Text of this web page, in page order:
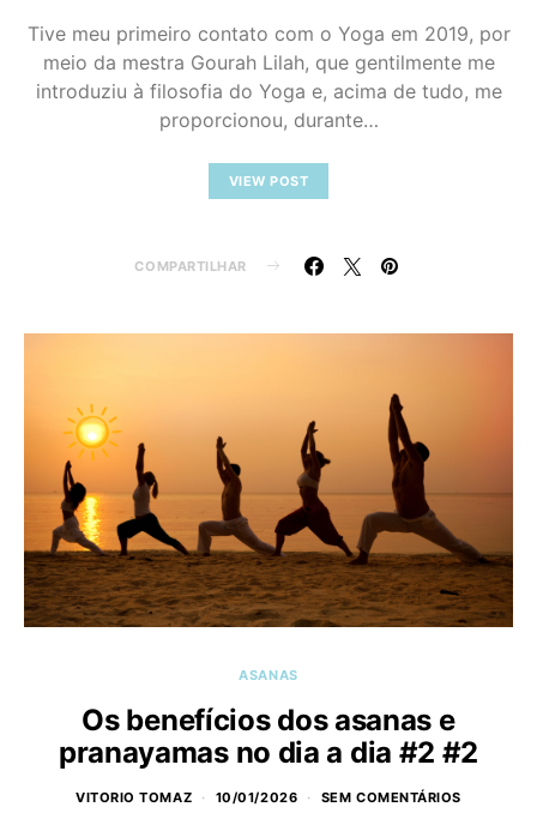
Tive meu primeiro contato com o Yoga em 2019, por
meio da mestra Gourah Lilah, que gentilmente me
introduziu à filosofia do Yoga e, acima de tudo, me
proporcionou, durante…
VIEW POST
COMPARTILHAR
ASANAS
Os benefícios dos asanas e
pranayamas no dia a dia #2 #2
VITORIO TOMAZ 10/01/2026 SEM COMENTÁRIOS